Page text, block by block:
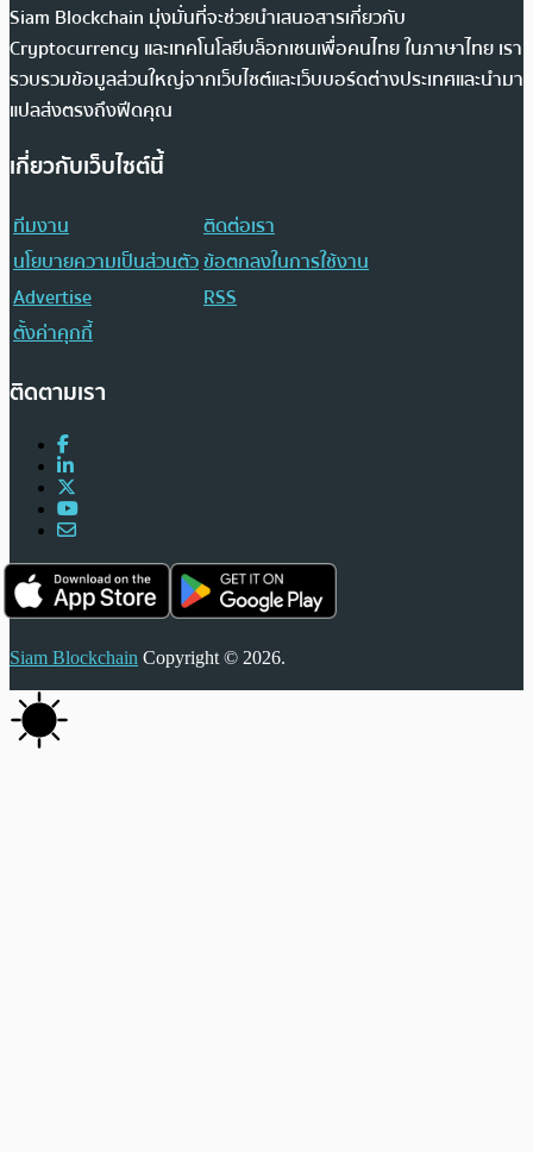
Siam Blockchain มุ่งมั่นที่จะช่วยนำเสนอสารเกี่ยวกับ
Cryptocurrency และเทคโนโลยีบล็อกเชนเพื่อคนไทย ในภาษาไทย เรา
รวบรวมข้อมูลส่วนใหญ่จากเว็บไซต์และเว็บบอร์ดต่างประเทศและนำมา
แปลส่งตรงถึงฟีดคุณ
เกี่ยวกับเว็บไซต์นี้
ทีมงาน
ติดต่อเรา
นโยบายความเป็นส่วนตัวข้อตกลงในการใช้งาน
Advertise
RSS
ตั้งค่าคุกกี้
ติดตามเรา
Siam Blockchain Copyright © 2026.